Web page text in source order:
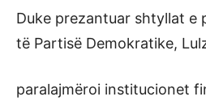
Duke prezantuar shtyllat e
të Partisë Demokratike,
paralajmëroi institucionet